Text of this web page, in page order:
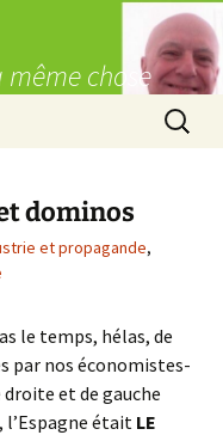
chose
dominos
et propagande,
le temps, hélas, de
par nos économistes-
et de gauche
l’Espagne était LE